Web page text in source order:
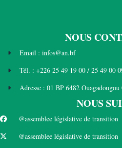
NOUS
Email : infos@an.bf
Tél. : +226 25 49 19 00 / 25 49 00
Adresse : 01 BP 6482 Ouagadougou
NOUS
@assemblee législative de transition
@assemblee législative de transition